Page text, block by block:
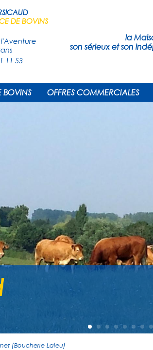
la
son sérieux et son
DE BOVINS
11 53
BOVINS OFFRES COMMERCIALES
(Boucherie Laleu)